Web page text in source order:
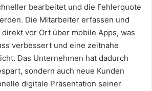
bearbeitet und die Fehlerquote
Die Mitarbeiter erfassen und
vor Ort über mobile Apps, was
verbessert und eine zeitnahe
Das Unternehmen hat dadurch
sondern auch neue Kunden
digitale Präsentation seiner